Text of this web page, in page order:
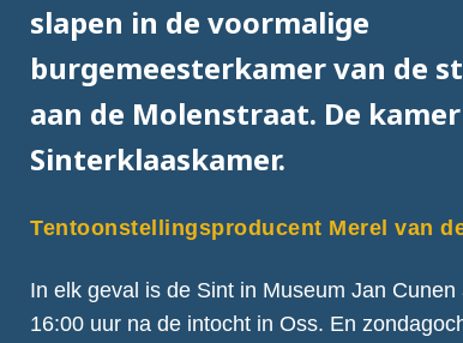
slapen in de voormalige
burgemeesterkamer van de
aan de Molenstraat. De
Sinterklaaskamer.
Tentoonstellingsproducent Merel van
In elk geval is de Sint in Museum Jan
16:00 uur na de intocht in Oss. En